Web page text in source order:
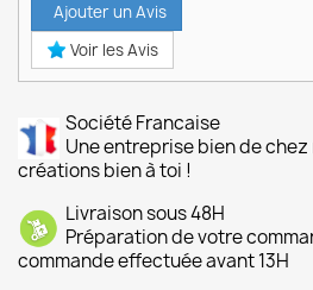
Ajouter un Avis
Voir les Avis
Société Francaise
Une entreprise bien de
créations bien à toi !
Livraison sous 48H
Préparation de votre
commande effectuée avant 13H